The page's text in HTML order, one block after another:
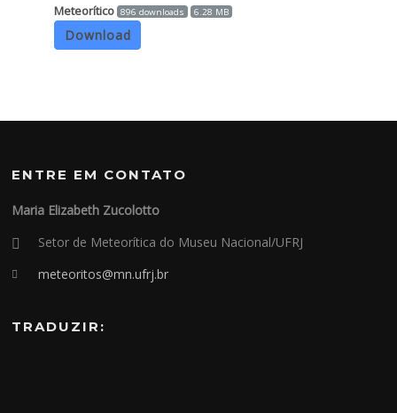
Meteorítico 896 downloads 6.28 MB
Download
ENTRE EM CONTATO
Maria Elizabeth Zucolotto
Setor de Meteorítica do Museu Nacional/UFRJ
meteoritos@mn.ufrj.br
TRADUZIR: